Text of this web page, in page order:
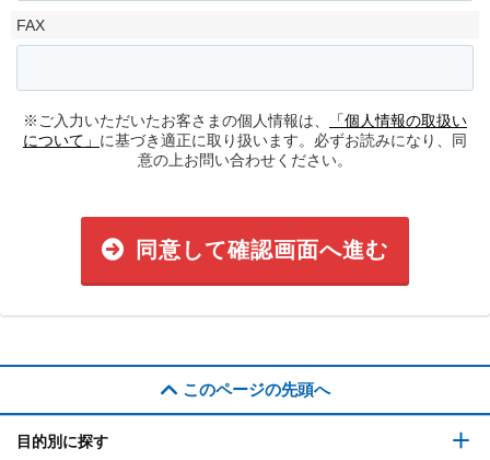
FAX
※ご入力いただいたお客さまの個人情報は、
「個人情報の取扱い
について」 に基づき適正に取り扱います。必ずお読みになり、同
意の上お問い合わせください。
同意して確認画面へ進む
このページの先頭へ
目的別に探す